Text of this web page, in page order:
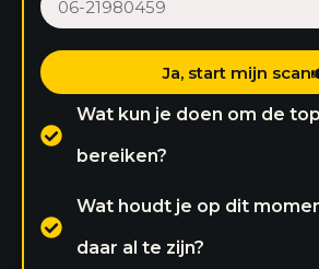
Ja, start mijn scan
Wat kun je doen om de
bereiken?
Wat houdt je op dit
daar al te zijn?